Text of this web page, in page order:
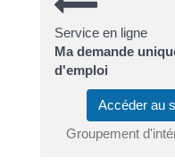
Service en ligne
Ma demande
d'emploi
Accéder au
Groupement